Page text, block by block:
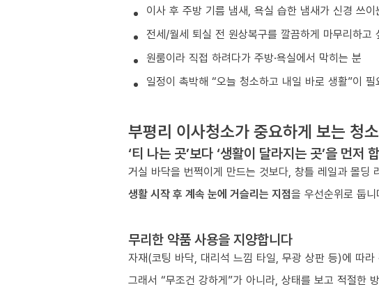
이사 후 주방 기름 냄새, 욕실 습한 냄새가 신경 쓰이
전세/월세 퇴실 전 원상복구를 깔끔하게 마무리하고
원룸이라 직접 하려다가 주방·욕실에서 막히는 분
일정이 촉박해 “오늘 청소하고 내일 바로 생활”이 필
부평리 이사청소가 중요하게 보는 청
‘티 나는 곳’보다 ‘생활이 달라지는 곳’을 먼저
거실 바닥을 번쩍이게 만드는 것보다, 창틀 레일과 몰딩
생활 시작 후 계속 눈에 거슬리는 지점을 우선순위로 둡니
무리한 약품 사용을 지양합니다
자재(코팅 바닥, 대리석 느낌 타일, 무광 상판 등)에 따
그래서 “무조건 강하게”가 아니라, 상태를 보고 적절한